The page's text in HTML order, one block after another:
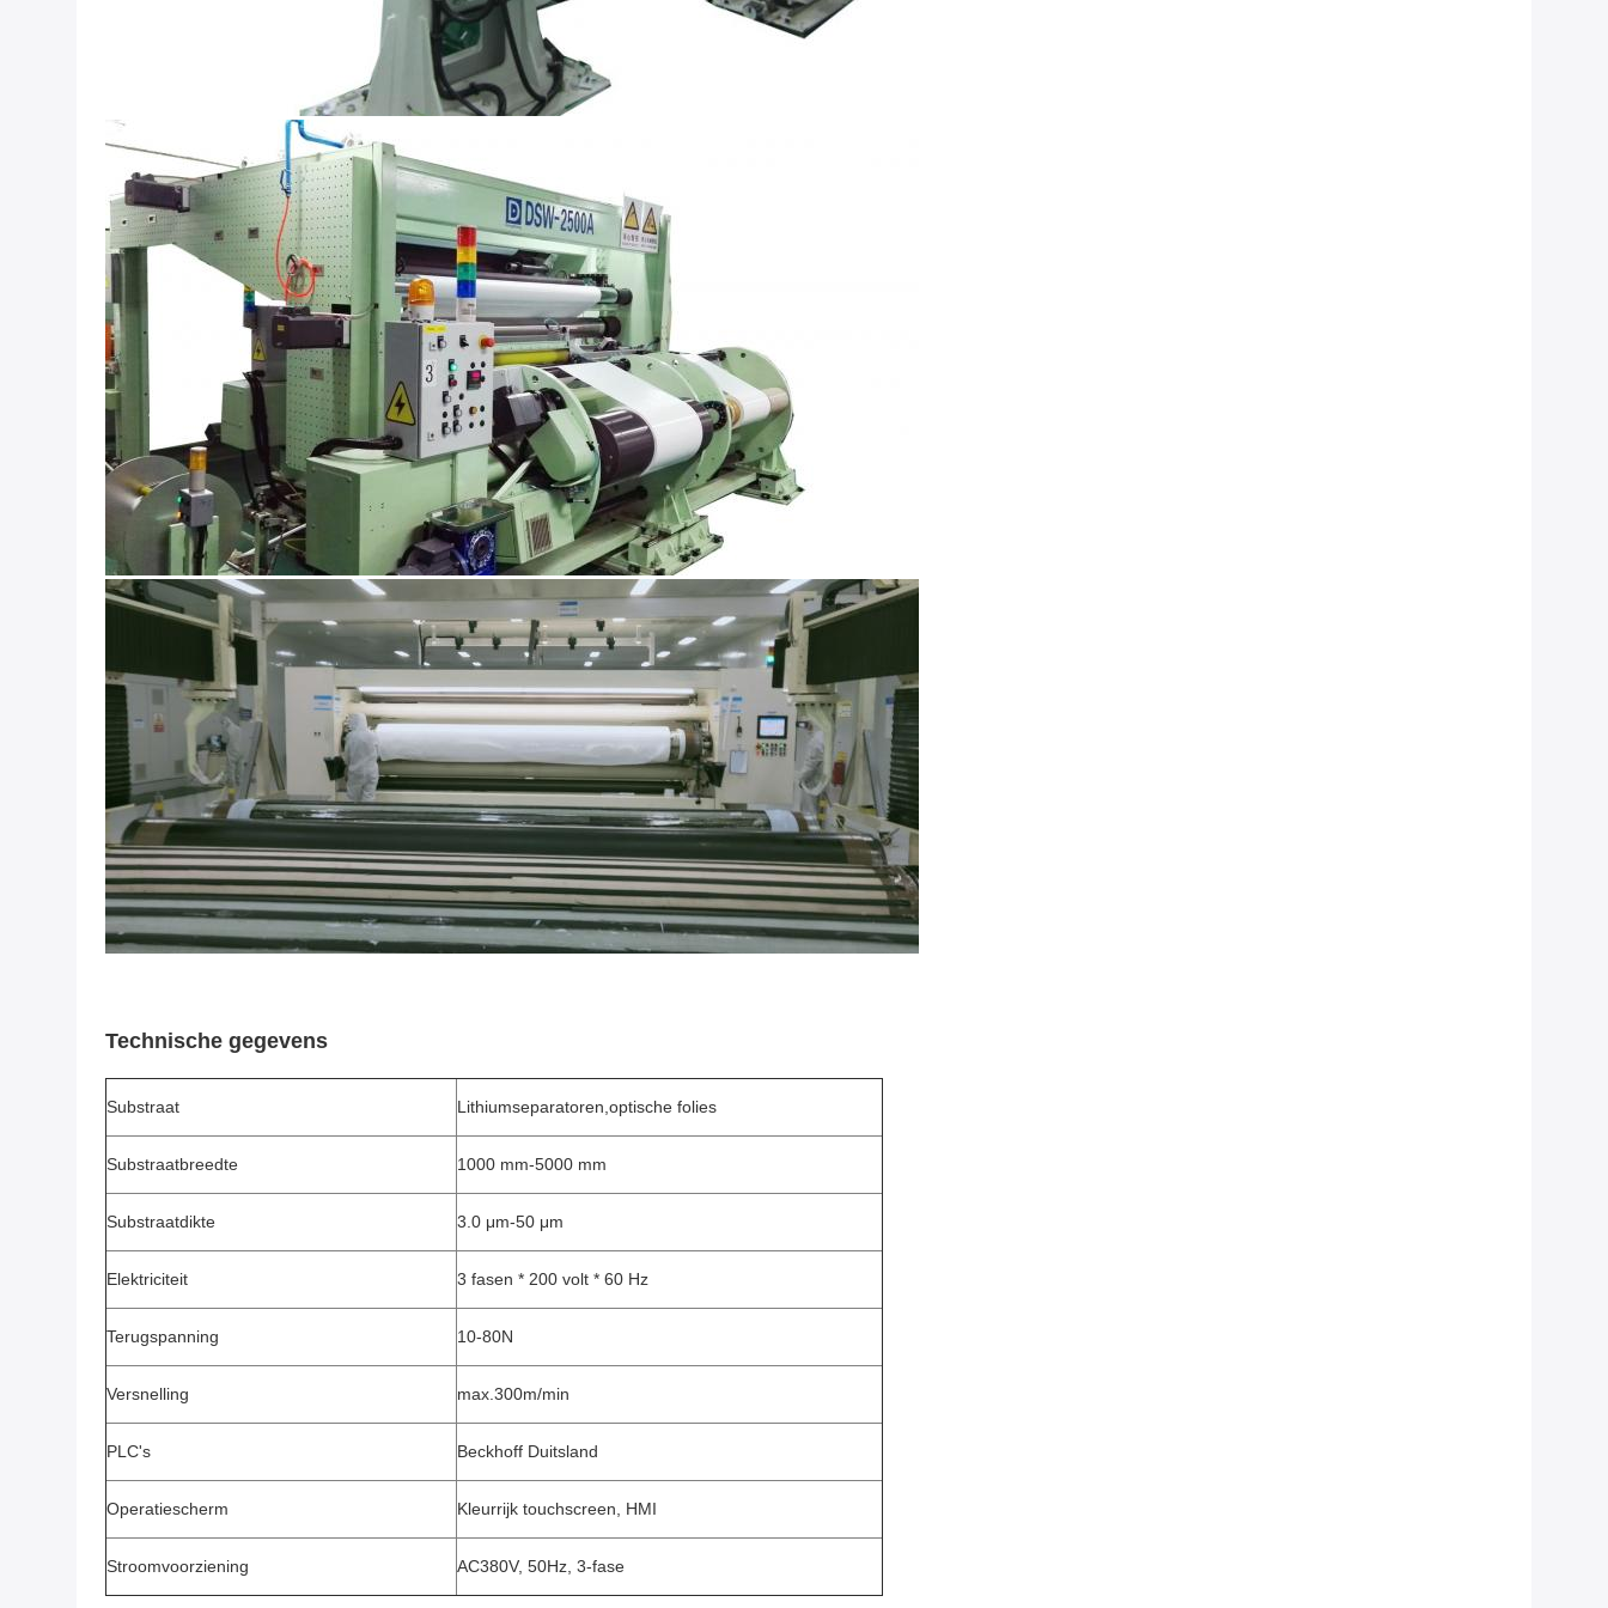
Technische gegevens
Substraat Lithiumseparatoren,optische folies
Substraatbreedte 1000 mm-5000 mm
Substraatdikte 3.0 μm-50 μm
Elektriciteit 3 fasen * 200 volt * 60 Hz
Terugspanning 10-80N
Versnelling max.300m/min
PLC's Beckhoff Duitsland
Operatiescherm Kleurrijk touchscreen, HMI
Stroomvoorziening AC380V, 50Hz, 3-fase